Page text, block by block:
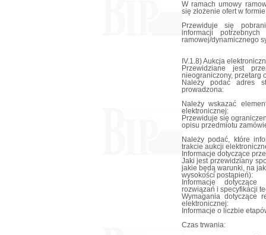
W ramach umowy
się złożenie ofert w
Przewiduje się
informacji
ramowej/dynamicznego
IV.1.8) Aukcja
Przewidziane jest
nieograniczony, przetarg
Należy podać adres
prowadzona:
Należy wskazać
elektronicznej:
Przewiduje się
opisu przedmiotu
Należy podać, które
trakcie aukcji
Informacje dotyczące
Jaki jest przewidziany
jakie będą warunki, na
wysokości postąpień):
Informacje dotyczące
rozwiązań i specyfikacji
Wymagania dotyczące
elektronicznej:
Informacje o liczbie
Czas trwania: